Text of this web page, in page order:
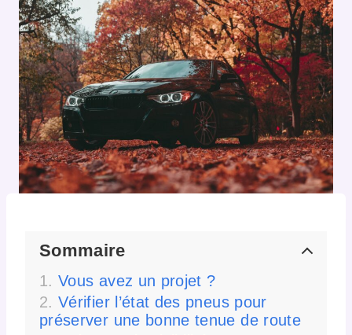
Sommaire
Vous avez un projet ?
Vérifier l’état des pneus pour
préserver une bonne tenue de route